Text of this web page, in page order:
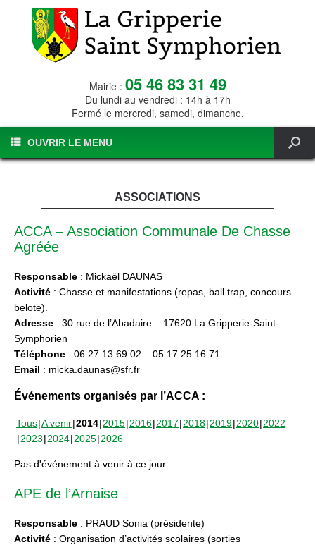
Mairie : 05 46 83 31 49
Du lundi au vendredi : 14h à 17h
Fermé le mercredi, samedi, dimanche.
OUVRIR LE MENU
ASSOCIATIONS
ACCA – Association Communale De Chasse
Agréée
Responsable : Mickaël DAUNAS
Activité : Chasse et manifestations (repas, ball trap, concours
belote).
Adresse : 30 rue de l’Abadaire – 17620 La Gripperie-Saint-
Symphorien
Téléphone : 06 27 13 69 02 – 05 17 25 16 71
Email : micka.daunas@sfr.fr
Événements organisés par l’ACCA :
Tous A venir 2014 2015 2016 2017 2018 2019 2020 2022
2023 2024 2025 2026
Pas d'événement à venir à ce jour.
APE de l’Arnaise
Responsable : PRAUD Sonia (présidente)
Activité : Organisation d’activités scolaires (sorties